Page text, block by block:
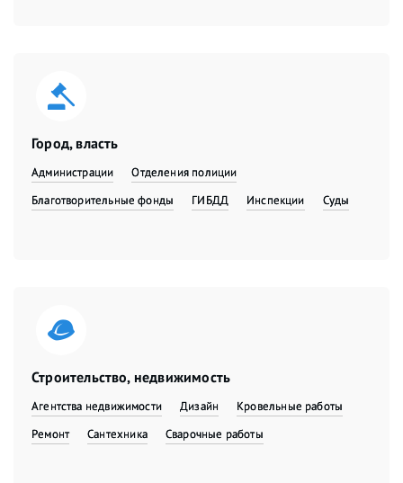
Город, власть
Администрации
Отделения полиции
Благотворительные фонды
ГИБДД Инспекции Суды
Строительство, недвижимость
Агентства недвижимости Дизайн
Кровельные работы
Ремонт
Сантехника Сварочные работы